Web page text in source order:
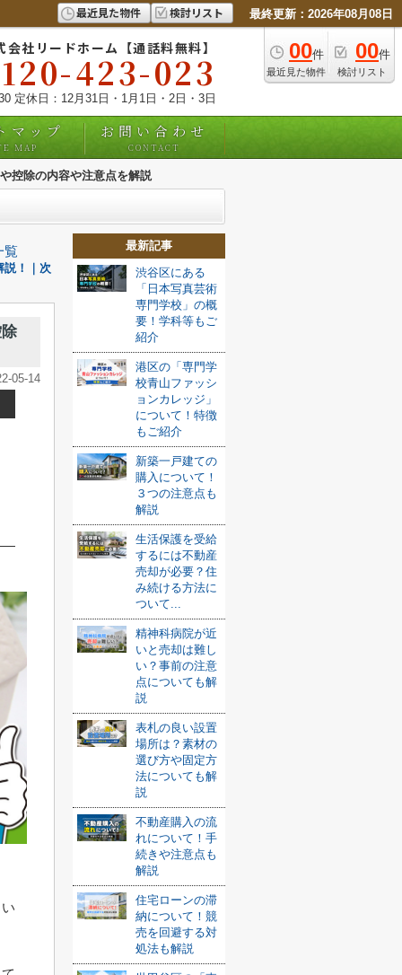
最近見た物件 検討リスト 最終更新：2026年08月08日
00件
最近見た物件
00件
検討リスト
会社リードホーム【通話料無料】
423-023
定休日：12月31日・1月1日・2日・3日
マップ
MAP
お問い合わせ
CONTACT
控除の内容や注意点を解説
覧
説！｜次
05-14
最新記事
渋谷区にある
「日本写真芸術
専門学校」の概
要！学科等もご
紹介
港区の「専門学
校青山ファッシ
ョンカレッジ」
について！特徴
もご紹介
新築一戸建ての
購入について！
３つの注意点も
解説
生活保護を受給
するには不動産
売却が必要？住
み続ける方法に
ついて...
精神科病院が近
いと売却は難し
い？事前の注意
点についても解
説
表札の良い設置
場所は？素材の
選び方や固定方
法についても解
説
不動産購入の流
れについて！手
続きや注意点も
解説
住宅ローンの滞
納について！競
売を回避する対
処法も解説